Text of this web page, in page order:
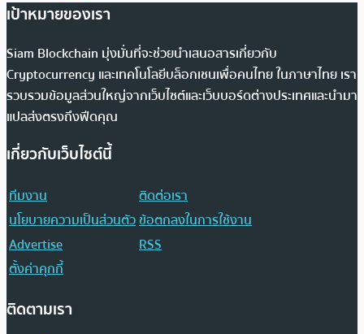
เป้าหมายของเรา
Siam Blockchain มุ่งมั่นที่จะช่วยนำเสนอสารเกี่ยวกับ
Cryptocurrency และเทคโนโลยีบล็อกเชนเพื่อคนไทย ในภาษาไทย เรา
รวบรวมข้อมูลส่วนใหญ่จากเว็บไซต์และเว็บบอร์ดต่างประเทศและนำมา
แปลส่งตรงถึงฟีดคุณ
เกี่ยวกับเว็บไซต์นี้
ทีมงาน
ติดต่อเรา
นโยบายความเป็นส่วนตัวข้อตกลงในการใช้งาน
Advertise
RSS
ตั้งค่าคุกกี้
ติดตามเรา